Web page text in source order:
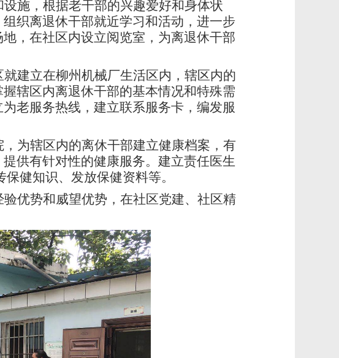
施，根据老干部的兴趣爱好和身体状
织离退休干部就近学习和活动，进一步
，在社区内设立阅览室，为离退休干部
建立在柳州机械厂生活区内，辖区内的
辖区内离退休干部的基本情况和特殊需
老服务热线，建立联系服务卡，编发服
为辖区内的离休干部建立健康档案，有
供有针对性的健康服务。建立责任医生
健知识、发放保健资料等。
优势和威望优势，在社区党建、社区精